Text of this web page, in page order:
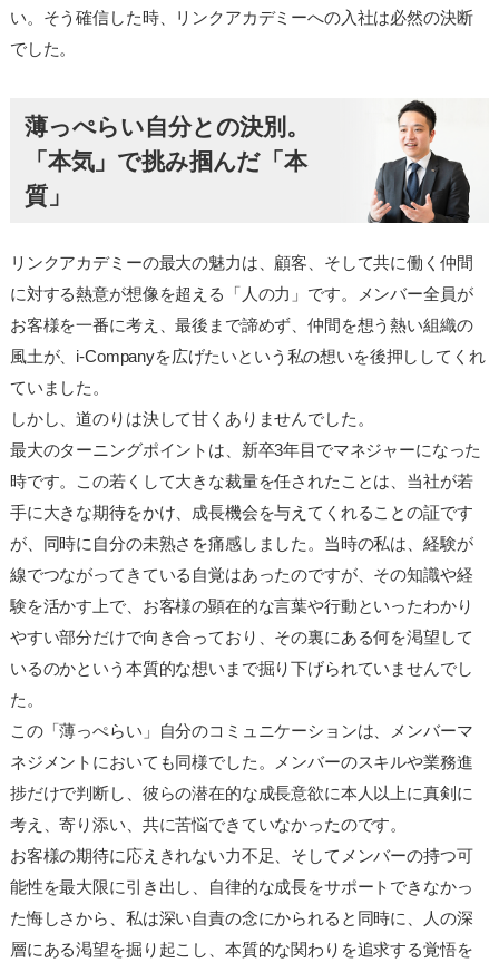
い。そう確信した時、リンクアカデミーへの入社は必然の決断
でした。
薄っぺらい自分との決別。
「本気」で挑み掴んだ「本
質」
リンクアカデミーの最大の魅力は、顧客、そして共に働く仲間
に対する熱意が想像を超える「人の力」です。メンバー全員が
お客様を一番に考え、最後まで諦めず、仲間を想う熱い組織の
風土が、i-Companyを広げたいという私の想いを後押ししてくれ
ていました。
しかし、道のりは決して甘くありませんでした。
最大のターニングポイントは、新卒3年目でマネジャーになった
時です。この若くして大きな裁量を任されたことは、当社が若
手に大きな期待をかけ、成長機会を与えてくれることの証です
が、同時に自分の未熟さを痛感しました。当時の私は、経験が
線でつながってきている自覚はあったのですが、その知識や経
験を活かす上で、お客様の顕在的な言葉や行動といったわかり
やすい部分だけで向き合っており、その裏にある何を渇望して
いるのかという本質的な想いまで掘り下げられていませんでし
た。
この「薄っぺらい」自分のコミュニケーションは、メンバーマ
ネジメントにおいても同様でした。メンバーのスキルや業務進
捗だけで判断し、彼らの潜在的な成長意欲に本人以上に真剣に
考え、寄り添い、共に苦悩できていなかったのです。
お客様の期待に応えきれない力不足、そしてメンバーの持つ可
能性を最大限に引き出し、自律的な成長をサポートできなかっ
た悔しさから、私は深い自責の念にかられると同時に、人の深
層にある渇望を掘り起こし、本質的な関わりを追求する覚悟を